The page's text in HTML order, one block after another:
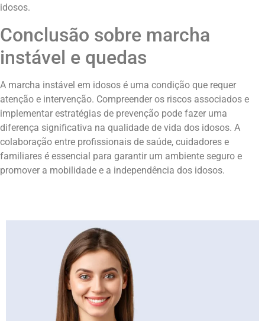
idosos.
Conclusão sobre marcha
instável e quedas
A marcha instável em idosos é uma condição que requer
atenção e intervenção. Compreender os riscos associados e
implementar estratégias de prevenção pode fazer uma
diferença significativa na qualidade de vida dos idosos. A
colaboração entre profissionais de saúde, cuidadores e
familiares é essencial para garantir um ambiente seguro e
promover a mobilidade e a independência dos idosos.